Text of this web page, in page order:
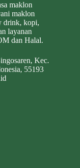
maklon
maklon
drink, kopi,
layanan
dan Halal.
Kec.
55193